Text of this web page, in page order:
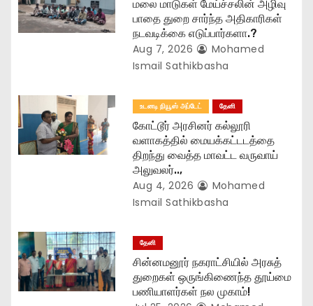
i
o
மலை மாடுகள் மேய்ச்சலின் அழிவு
பாதை துறை சார்ந்த அதிகாரிகள்
நடவடிக்கை எடுப்பார்களா.?
Aug 7, 2026
Mohamed
Ismail Sathikbasha
உடனடி நியூஸ் அப்டேட் தேனி
கோட்டூர் அரசினர் கல்லூரி
வளாகத்தில் மையக்கட்டடத்தை
திறந்து வைத்த மாவட்ட வருவாய்
அலுவலர்..,
Aug 4, 2026
Mohamed
Ismail Sathikbasha
தேனி
சின்னமனூர் நகராட்சியில் அரசுத்
துறைகள் ஒருங்கிணைந்த தூய்மை
பணியாளர்கள் நல முகாம்!